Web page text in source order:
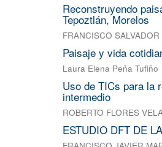
Reconstruyendo
Tepoztlán, Morelos
FRANCISCO
Paisaje y vida
Laura Elena Peña Tufiño
Uso de TICs para la
intermedio
ROBERTO FLORES
ESTUDIO DFT DE